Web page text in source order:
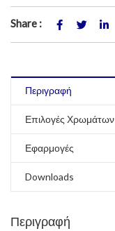
Share :
Περιγραφή
Επιλογές Χρωμάτων
Εφαρμογές
Downloads
Περιγραφή